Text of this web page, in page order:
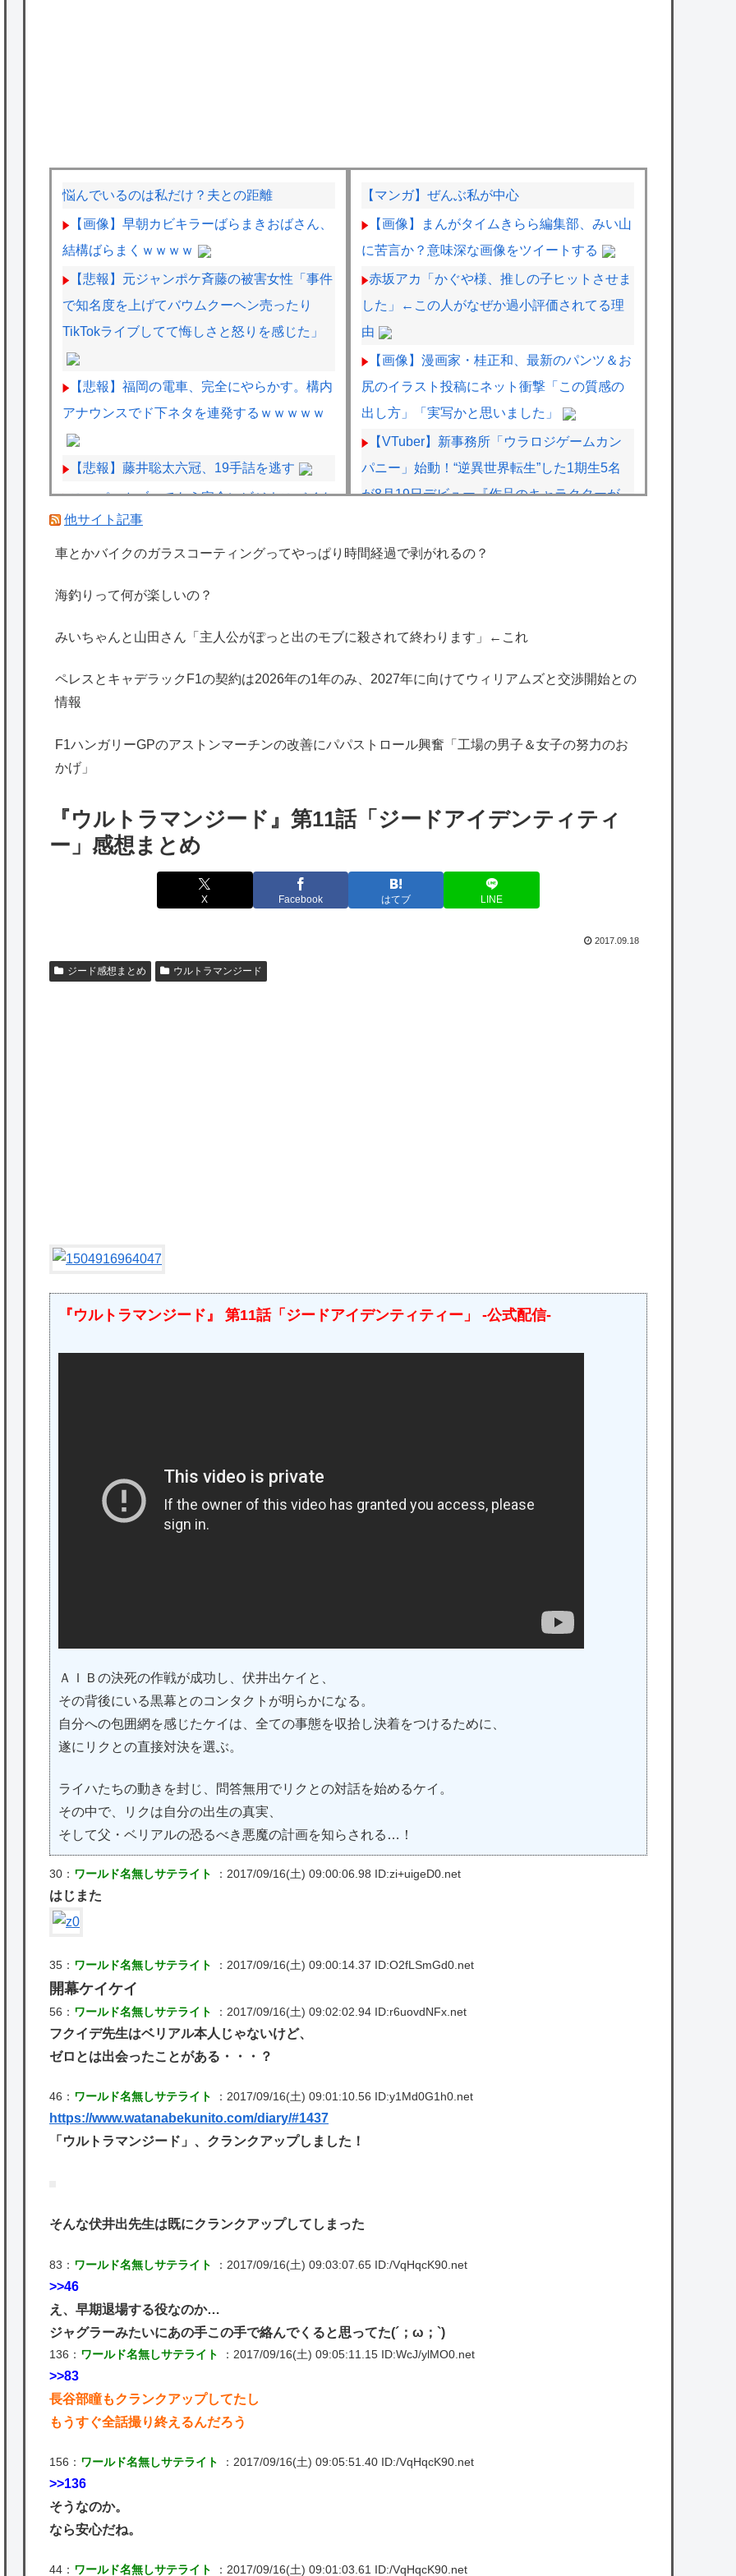
悩んでいるのは私だけ？夫との距離
【画像】早朝カビキラーばらまきおばさん、
結構ばらまくｗｗｗｗ
【悲報】元ジャンポケ斉藤の被害女性「事件
で知名度を上げてバウムクーヘン売ったり
TikTokライブしてて悔しさと怒りを感じた」
【悲報】福岡の電車、完全にやらかす。構内
アナウンスでド下ネタを連発するｗｗｗｗｗ
【悲報】藤井聡太六冠、19手詰を逃す
スーパーカブってもう完全にビジネスバイク
としての役目を終えてしまったよな
Amazonで「GANTZ」が全巻100円
としてるようでぴったりくっついてくる
海外「日本は特別！」日本の地震支援を申し
海外「勘弁して！」米国人が最も恐れる日本
の為替介入再びで海外が大騒ぎ
のは韓国人である理由がこちら…」→「日本
も感謝してるらしい…（ﾌﾞﾙﾌﾞﾙ」＝韓国の反
海外「日本よ、お前がナンバーワンだ」 熊
衝撃
別課題消化時は別として
Powered by livedoor 相互RSS
【マンガ】ぜんぶ私が中心
【画像】まんがタイムきらら編集部、みい山
に苦言か？意味深な画像をツイートする
赤坂アカ「かぐや様、推しの子ヒットさせま
した」←この人がなぜか過小評価されてる理
由
【画像】漫画家・桂正和、最新のパンツ＆お
尻のイラスト投稿にネット衝撃「この質感の
出し方」「実写かと思いました」
【VTuber】新事務所「ウラロジゲームカン
パニー」始動！“逆異世界転生”した1期生5名
が8月19日デビュー『作品のキャラクターが
【ホロライブ】これはこれでちょっと裏来い
ゆゆとおはなし「なかよくなれるかな？！」
【艦これ】煙幕してんのに大暴れしすぎちゃ
【艦これ】バニ黒潮親潮 他
ない」
屋に侵入しそうなアイドル
【シャニソン】果穂の胸がこんなにナーフさ
他サイト記事
車とかバイクのガラスコーティングってやっぱり時間経過で剥がれるの？
海釣りって何が楽しいの？
みいちゃんと山田さん「主人公がぽっと出のモブに殺されて終わります」←これ
ペレスとキャデラックF1の契約は2026年の1年のみ、2027年に向けてウィリアムズと交渉開始との
情報
F1ハンガリーGPのアストンマーチンの改善にパパストロール興奮「工場の男子＆女子の努力のお
かげ」
『ウルトラマンジード』第11話「ジードアイデンティティ
ー」感想まとめ
X Facebook はてブ LINE
2017.09.18
ジード感想まとめ ウルトラマンジード
『ウルトラマンジード』 第11話「ジードアイデンティティー」 -公式配信-
ＡＩＢの決死の作戦が成功し、伏井出ケイと、
その背後にいる黒幕とのコンタクトが明らかになる。
自分への包囲網を感じたケイは、全ての事態を収拾し決着をつけるために、
遂にリクとの直接対決を選ぶ。
ライハたちの動きを封じ、問答無用でリクとの対話を始めるケイ。
その中で、リクは自分の出生の真実、
そして父・ベリアルの恐るべき悪魔の計画を知らされる…！
30： ワールド名無しサテライト ：2017/09/16(土) 09:00:06.98 ID:zi+uigeD0.net
はじまた
35： ワールド名無しサテライト ：2017/09/16(土) 09:00:14.37 ID:O2fLSmGd0.net
開幕ケイケイ
56： ワールド名無しサテライト ：2017/09/16(土) 09:02:02.94 ID:r6uovdNFx.net
フクイデ先生はベリアル本人じゃないけど、
ゼロとは出会ったことがある・・・？
46： ワールド名無しサテライト ：2017/09/16(土) 09:01:10.56 ID:y1Md0G1h0.net
https://www.watanabekunito.com/diary/#1437
「ウルトラマンジード」、クランクアップしました！
そんな伏井出先生は既にクランクアップしてしまった
83： ワールド名無しサテライト ：2017/09/16(土) 09:03:07.65 ID:/VqHqcK90.net
>>46
え、早期退場する役なのか…
ジャグラーみたいにあの手この手で絡んでくると思ってた(´；ω；`)
136： ワールド名無しサテライト ：2017/09/16(土) 09:05:11.15 ID:WcJ/ylMO0.net
>>83
長谷部瞳もクランクアップしてたし
もうすぐ全話撮り終えるんだろう
156： ワールド名無しサテライト ：2017/09/16(土) 09:05:51.40 ID:/VqHqcK90.net
>>136
そうなのか。
なら安心だね。
44： ワールド名無しサテライト ：2017/09/16(土) 09:01:03.61 ID:/VqHqcK90.net